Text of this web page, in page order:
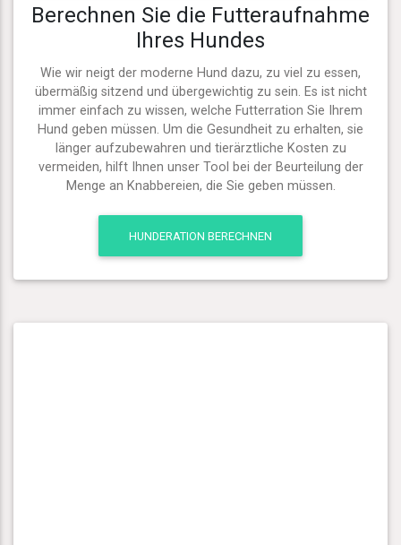
Berechnen Sie die Futteraufnahme
Ihres Hundes
Wie wir neigt der moderne Hund dazu, zu viel zu essen,
übermäßig sitzend und übergewichtig zu sein. Es ist nicht
immer einfach zu wissen, welche Futterration Sie Ihrem
Hund geben müssen. Um die Gesundheit zu erhalten, sie
länger aufzubewahren und tierärztliche Kosten zu
vermeiden, hilft Ihnen unser Tool bei der Beurteilung der
Menge an Knabbereien, die Sie geben müssen.
HUNDERATION BERECHNEN